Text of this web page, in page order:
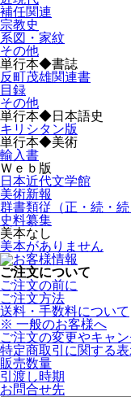
補任関連
宗教史
系図・家紋
その他
単行本◆書誌
反町茂雄関連書
目録
その他
単行本◆日本語史
キリシタン版
単行本◆美術
輸入書
Ｗｅｂ版
日本近代文学館
美術新報
群書類従（正・続・続
史料纂集
美本なし
美本がありません
ご注文について
ご注文の前に
ご注文方法
送料・手数料について
※ 一般のお客様へ
ご注文の変更やキャ
特定商取引に関する
販売数量
引渡し時期
お問合せ先